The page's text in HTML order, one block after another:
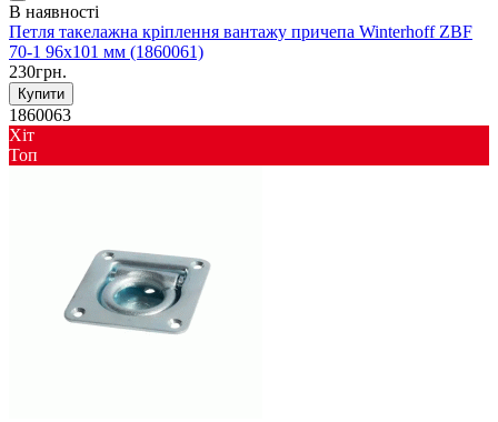
В наявності
Петля такелажна кріплення вантажу причепа Winterhoff ZBF
70-1 96х101 мм (1860061)
230грн.
Купити
1860063
Хіт
Toп